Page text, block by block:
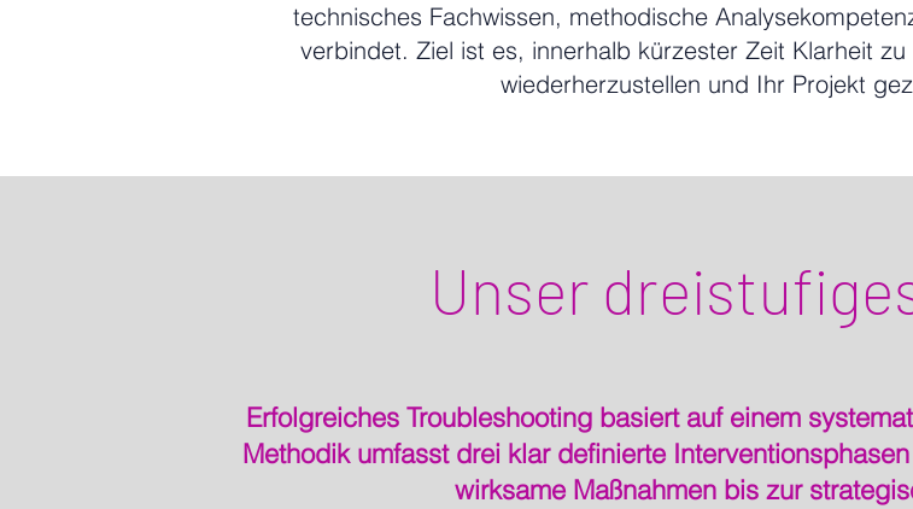
technisches Fachwissen, methodische
verbindet. Ziel ist es, innerhalb kürzester Zeit Klarheit
wiederherzustellen und Ihr Projekt
Unser
Erfolgreiches Troubleshooting basiert auf einem
Methodik umfasst drei klar definierte
wirksame Maßnahmen bis zur